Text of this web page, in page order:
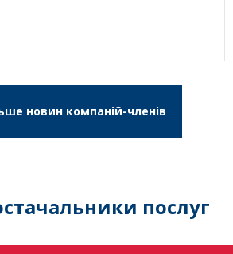
новин компаній-членів
послуг